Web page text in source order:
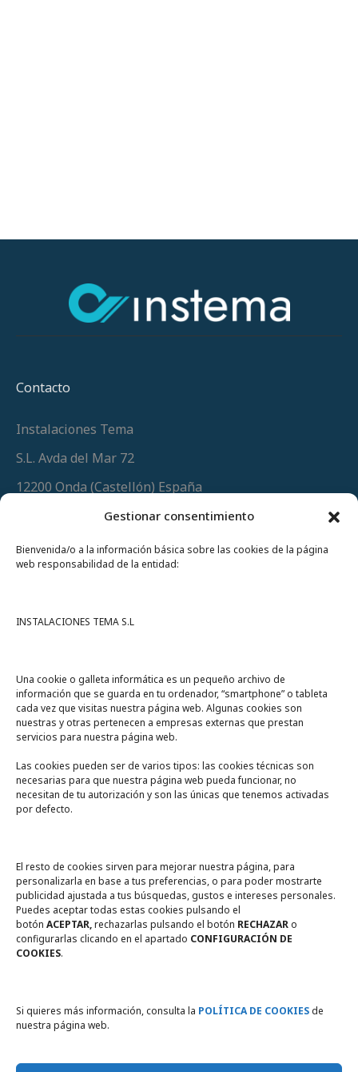
Gestionar consentimiento
Bienvenida/o a la información básica sobre las cookies de la página
web responsabilidad de la entidad:
INSTALACIONES TEMA S.L
Una cookie o galleta informática es un pequeño archivo de
información que se guarda en tu ordenador, “smartphone” o tableta
cada vez que visitas nuestra página web. Algunas cookies son
nuestras y otras pertenecen a empresas externas que prestan
servicios para nuestra página web.
Las cookies pueden ser de varios tipos: las cookies técnicas son
necesarias para que nuestra página web pueda funcionar, no
necesitan de tu autorización y son las únicas que tenemos activadas
por defecto.
El resto de cookies sirven para mejorar nuestra página, para
personalizarla en base a tus preferencias, o para poder mostrarte
publicidad ajustada a tus búsquedas, gustos e intereses personales.
Puedes aceptar todas estas cookies pulsando el
botón ACEPTAR,rechazarlas pulsando el botón RECHAZARo
configurarlas clicando en el apartado CONFIGURACIÓN DE
COOKIES.
Si quieres más información, consulta la POLÍTICA DE COOKIESde
nuestra página web.
Contacto
Instalaciones Tema
S.L. Avda del Mar 72
12200 Onda (Castellón) España
(+34) 964 60 34 34
Urgencias y whatsapp649 406 493
A un click
Tienda online Legal
Política de privacidad
Política de Cookies